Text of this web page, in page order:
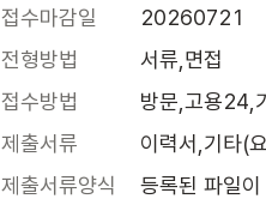
접수마감일
20260721
전형방법
서류,면접
접수방법
방문,고용24,
제출서류
이력서,기타(
제출서류양식
등록된 파일